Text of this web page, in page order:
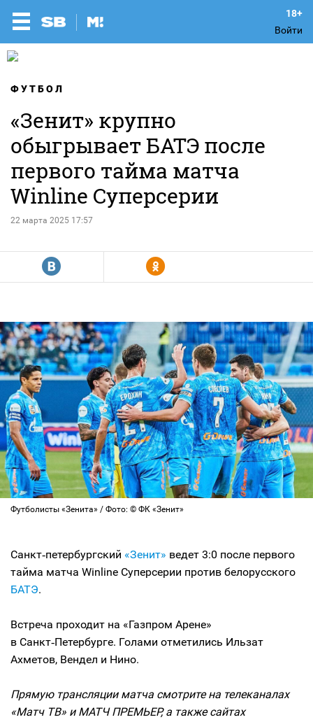
Войти
ФУТБОЛ
«Зенит» крупно
обыгрывает БАТЭ после
первого тайма матча
Winline Суперсерии
22 марта 2025 17:57
R Y
Футболисты «Зенита» / Фото: © ФК «Зенит»
Санкт‑петербургский «Зенит» ведет 3:0 после первого
тайма матча Winline Суперсерии против белорусского
БАТЭ.
Встреча проходит на «Газпром Арене»
в Санкт‑Петербурге. Голами отметились Ильзат
Ахметов, Вендел и Нино.
Прямую трансляции матча смотрите на телеканалах
«Матч ТВ» и МАТЧ ПРЕМЬЕР, а также сайтах